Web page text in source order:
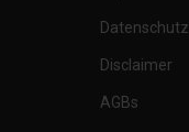
Datenschutz
Disclaimer
AGBs